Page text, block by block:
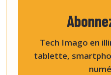
Tech Imago en
tablette,